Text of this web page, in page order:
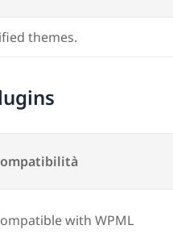
themes.
with WPML